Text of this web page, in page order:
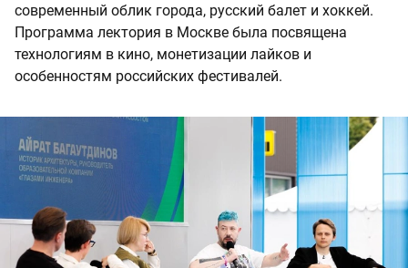
современный облик города, русский балет и хоккей.
Программа лектория в Москве была посвящена
технологиям в кино, монетизации лайков и
особенностям российских фестивалей.